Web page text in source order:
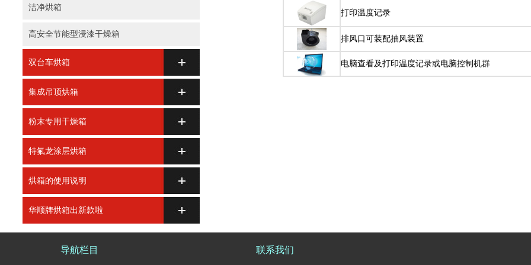
洁净烘箱
高安全节能型浸漆干燥箱
双台车烘箱
集成吊顶烘箱
粉末专用干燥箱
特氟龙涂层烘箱
烘箱的使用说明
华顺牌烘箱出新款啦
打印温度记录
排风口可装配抽风装置
电脑查看及打印温度记录或电脑控制机群
导航栏目 联系我们